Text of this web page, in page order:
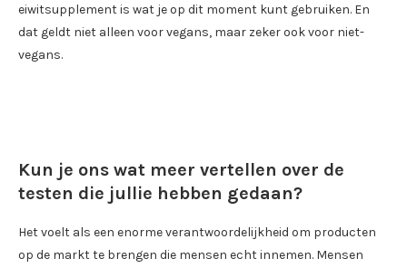
eiwitsupplement is wat je op dit moment kunt gebruiken. En
dat geldt niet alleen voor vegans, maar zeker ook voor niet-
vegans.
Kun je ons wat meer vertellen over de
testen die jullie hebben gedaan?
Het voelt als een enorme verantwoordelijkheid om producten
op de markt te brengen die mensen echt innemen. Mensen